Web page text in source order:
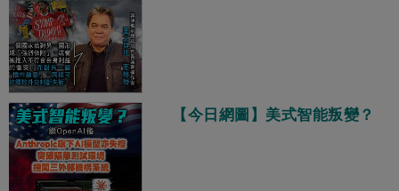
【今日網圖】美式智能叛變？